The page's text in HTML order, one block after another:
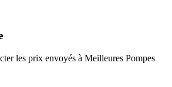
les prix envoyés à Meilleures Pompes